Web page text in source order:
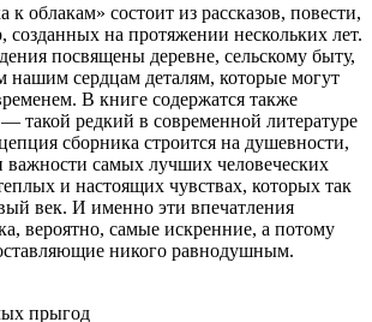
облакам» состоит из рассказов, повести,
созданных на протяжении нескольких лет.
посвящены деревне, сельскому быту,
сердцам деталям, которые могут
В книге содержатся также
такой редкий в современной литературе
сборника строится на душевности,
самых лучших человеческих
и настоящих чувствах, которых так
век. И именно эти впечатления
вероятно, самые искренние, а потому
никого равнодушным.